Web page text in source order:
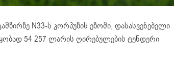
N33-ს კორპუზის ეზოში, დასასვენებელი
54 257 ლარის ღირებულების ტენდერი